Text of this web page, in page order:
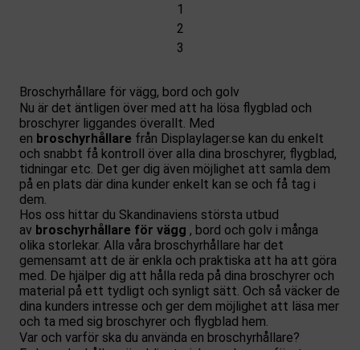
1
2
3
Broschyrhållare för vägg, bord och golv
Nu är det äntligen över med att ha lösa flygblad och
broschyrer liggandes överallt. Med
en broschyrhållare från Displaylager.se kan du enkelt
och snabbt få kontroll över alla dina broschyrer, flygblad,
tidningar etc. Det ger dig även möjlighet att samla dem
på en plats där dina kunder enkelt kan se och få tag i
dem.
Hos oss hittar du Skandinaviens största utbud
av broschyrhållare för vägg , bord och golv i många
olika storlekar. Alla våra broschyrhållare har det
gemensamt att de är enkla och praktiska att ha att göra
med. De hjälper dig att hålla reda på dina broschyrer och
material på ett tydligt och synligt sätt. Och så väcker de
dina kunders intresse och ger dem möjlighet att läsa mer
och ta med sig broschyrer och flygblad hem.
Var och varför ska du använda en broschyrhållare?